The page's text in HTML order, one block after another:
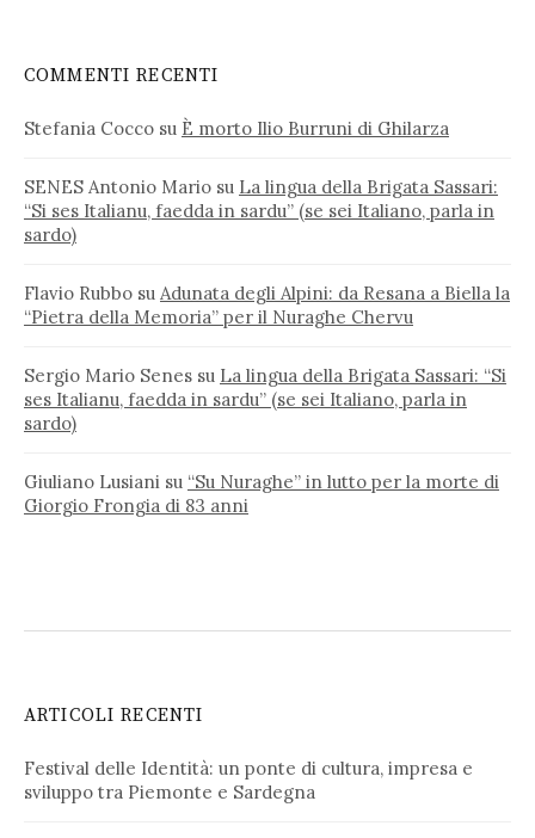
COMMENTI RECENTI
Stefania Cocco su È morto Ilio Burruni di Ghilarza
SENES Antonio Mario su La lingua della Brigata Sassari:
“Si ses Italianu, faedda in sardu” (se sei Italiano, parla in
sardo)
Flavio Rubbo su Adunata degli Alpini: da Resana a Biella la
“Pietra della Memoria” per il Nuraghe Chervu
Sergio Mario Senes su La lingua della Brigata Sassari: “Si
ses Italianu, faedda in sardu” (se sei Italiano, parla in
sardo)
Giuliano Lusiani su “Su Nuraghe” in lutto per la morte di
Giorgio Frongia di 83 anni
ARTICOLI RECENTI
Festival delle Identità: un ponte di cultura, impresa e
sviluppo tra Piemonte e Sardegna